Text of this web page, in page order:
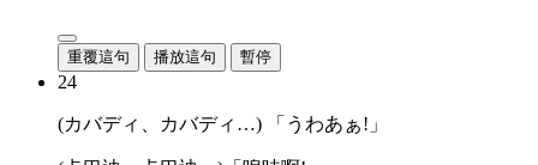
重覆這句 播放這句 暫停
24
(カバディ、カバディ…) 「うわあぁ!」